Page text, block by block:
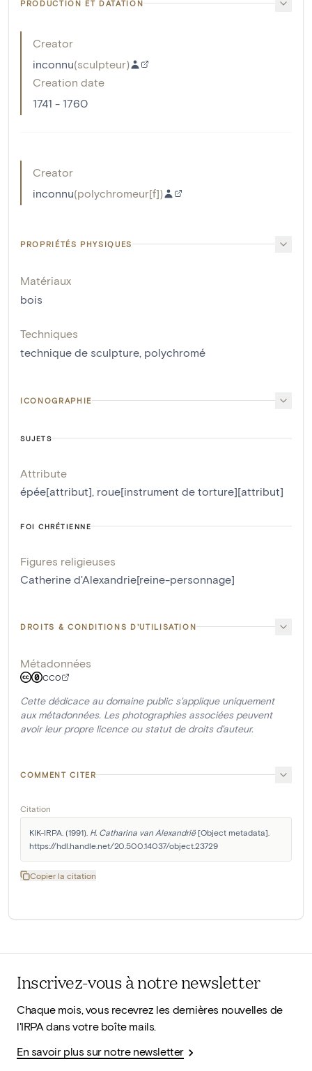
PRODUCTION ET DATATION
Creator
inconnu(sculpteur)
Creation date
1741 - 1760
Creator
inconnu(polychromeur[f])
PROPRIÉTÉS PHYSIQUES
Matériaux
bois
Techniques
technique de sculpture polychromé
ICONOGRAPHIE
SUJETS
Attribute
épée[attribut] roue[instrument de torture][attribut]
FOI CHRÉTIENNE
Figures religieuses
Catherine d'Alexandrie[reine-personnage]
DROITS & CONDITIONS D'UTILISATION
Métadonnées
CC0
Cette dédicace au domaine public s'applique uniquement
aux métadonnées. Les photographies associées peuvent
avoir leur propre licence ou statut de droits d'auteur.
COMMENT CITER
Citation
KIK-IRPA. (1991). H. Catharina van Alexandrië [Object metadata].
https://hdl.handle.net/20.500.14037/object.23729
Copier la citation
Inscrivez-vous à notre newsletter
Chaque mois, vous recevrez les dernières nouvelles de
l'IRPA dans votre boîte mails.
En savoir plus sur notre newsletter